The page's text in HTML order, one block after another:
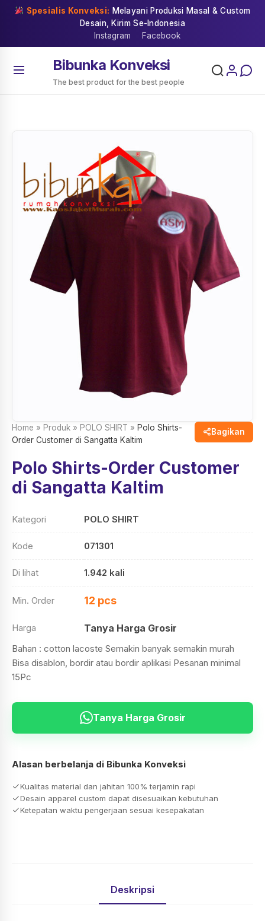
Skip
Spesialis Konveksi: Melayani Produksi Masal & Custom
Desain, Kirim Se-Indonesia
Instagram
Facebook
Bibunka Konveksi
The best product for the best people
Home » Produk » POLO SHIRT » Polo Shirts-
Order Customer di Sangatta Kaltim
Bagikan
Polo Shirts-Order Customer
di Sangatta Kaltim
Kategori POLO SHIRT
Kode 071301
Di lihat 1.942 kali
Min. Order 12 pcs
Harga Tanya Harga Grosir
Bahan : cotton lacoste Semakin banyak semakin murah
Bisa disablon, bordir atau bordir aplikasi Pesanan minimal
15Pc
Tanya Harga Grosir
Alasan berbelanja di Bibunka Konveksi
Kualitas material dan jahitan 100% terjamin rapi
Desain apparel custom dapat disesuaikan kebutuhan
Ketepatan waktu pengerjaan sesuai kesepakatan
Deskripsi